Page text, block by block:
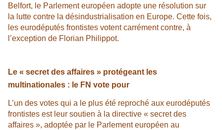
Belfort, le Parlement européen adopte une résolution sur
la lutte contre la désindustrialisation en Europe. Cette fois,
les eurodéputés frontistes votent carrément contre, à
l’exception de Florian Philippot.
Le « secret des affaires » protégeant les
multinationales : le FN vote pour
L’un des votes qui a le plus été reproché aux eurodéputés
frontistes est leur soutien à la directive « secret des
affaires », adoptée par le Parlement européen au